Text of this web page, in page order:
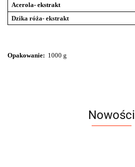
Acerola- ekstrakt
Dzika róża- ekstrakt
Opakowanie: 1000 g
Nowości